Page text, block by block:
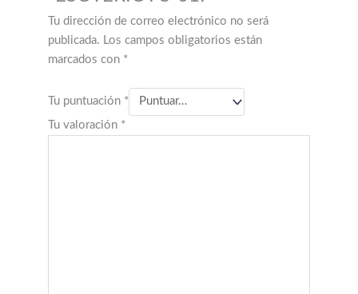
Tu dirección de correo electrónico no será
publicada. Los campos obligatorios están
marcados con *
Tu puntuación *
Tu valoración *